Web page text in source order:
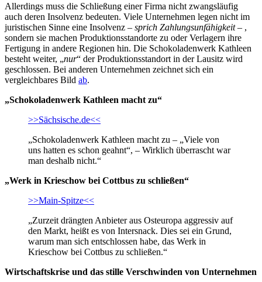
Allerdings muss die Schließung einer Firma nicht zwangsläufig
auch deren Insolvenz bedeuten. Viele Unternehmen legen nicht im
juristischen Sinne eine Insolvenz – sprich Zahlungsunfähigkeit– ,
sondern sie machen Produktionsstandorte zu oder Verlagern ihre
Fertigung in andere Regionen hin. Die Schokoladenwerk Kathleen
besteht weiter, „nur“ der Produktionsstandort in der Lausitz wird
geschlossen. Bei anderen Unternehmen zeichnet sich ein
vergleichbares Bild ab.
„Schokoladenwerk Kathleen macht zu“
>>Sächsische.de<<
„Schokoladenwerk Kathleen macht zu – „Viele von
uns hatten es schon geahnt“, – Wirklich überrascht war
man deshalb nicht.“
„Werk in Krieschow bei Cottbus zu schließen“
>>Main-Spitze<<
„Zurzeit drängten Anbieter aus Osteuropa aggressiv auf
den Markt, heißt es von Intersnack. Dies sei ein Grund,
warum man sich entschlossen habe, das Werk in
Krieschow bei Cottbus zu schließen.“
Wirtschaftskrise und das stille Verschwinden von Unternehmen